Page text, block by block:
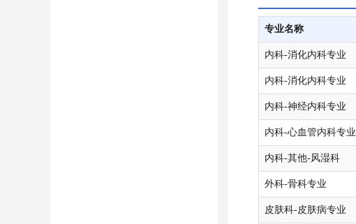
专业名称
内科-消化内科专业
内科-消化内科专业
内科-神经内科专业
内科-心血管内科专业
内科-其他-风湿科
外科-骨科专业
皮肤科-皮肤病专业